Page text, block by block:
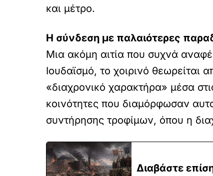
και μέτρο.
Η σύνδεση με παλαιότερες
Μια ακόμη αιτία που συχνά
Ιουδαϊσμό, το χοιρινό θεωρείται
«διαχρονικό χαρακτήρα» μέσα
κοινότητες που διαμόρφωσαν
συντήρησης τροφίμων, όπου η
Διαβάστε